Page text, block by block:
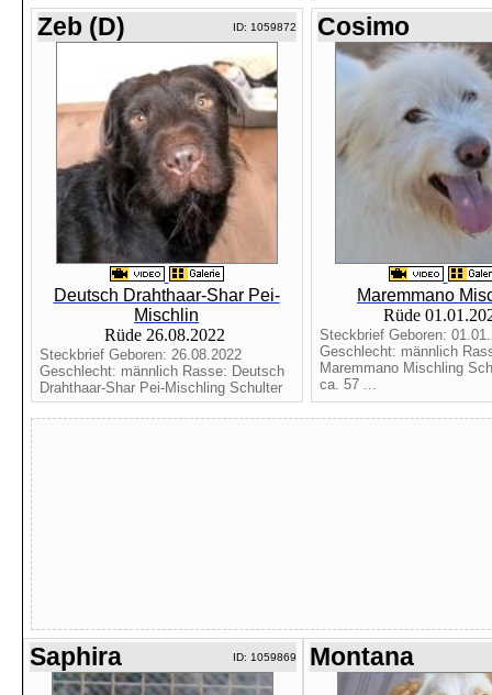
Zeb (D) ID: 1059872
Deutsch Drahthaar-Shar Pei-
Mischlin
Rüde 26.08.2022
Steckbrief Geboren: 26.08.2022
Geschlecht: männlich Rasse: Deutsch
Drahthaar-Shar Pei-Mischling Schulter
Cosimo
Maremmano
Rüde
Steckbrief Geboren:
Geschlecht: männlich
Maremmano Mischling
ca. 57 ...
Saphira ID: 1059869 Montana